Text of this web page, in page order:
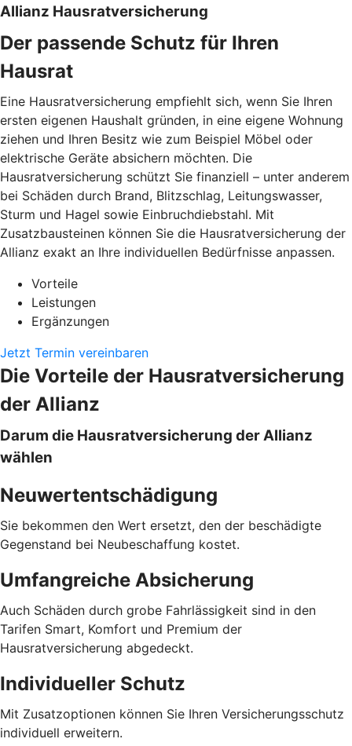
Allianz Hausratversicherung
Der passende Schutz für Ihren
Hausrat
Eine Hausratversicherung empfiehlt sich, wenn Sie Ihren
ersten eigenen Haushalt gründen, in eine eigene Wohnung
ziehen und Ihren Besitz wie zum Beispiel Möbel oder
elektrische Geräte absichern möchten. Die
Hausratversicherung schützt Sie finanziell – unter anderem
bei Schäden durch Brand, Blitzschlag, Leitungswasser,
Sturm und Hagel sowie Einbruchdiebstahl. Mit
Zusatzbausteinen können Sie die Hausratversicherung der
Allianz exakt an Ihre individuellen Bedürfnisse anpassen.
Vorteile
Leistungen
Ergänzungen
Jetzt Termin vereinbaren
Die Vorteile der Hausratversicherung
der Allianz
Darum die Hausratversicherung der Allianz
wählen
Neuwertentschädigung
Sie bekommen den Wert ersetzt, den der beschädigte
Gegenstand bei Neubeschaffung kostet.
Umfangreiche Absicherung
Auch Schäden durch grobe Fahrlässigkeit sind in den
Tarifen Smart, Komfort und Premium der
Hausratversicherung abgedeckt.
Individueller Schutz
Mit Zusatzoptionen können Sie Ihren Versicherungsschutz
individuell erweitern.